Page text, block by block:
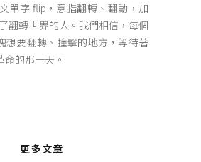
單字 flip，意指翻轉、翻動，加
翻轉世界的人。我們相信，每個
想要翻轉、撞擊的地方，等待著
的那一天。
更多文章